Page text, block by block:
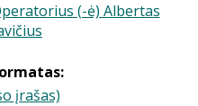
(-ė) Albertas
įrašas)